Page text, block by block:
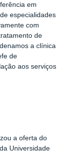
em
especialidades
com
de
a clínica
de
aos serviços
a oferta do
Universidade